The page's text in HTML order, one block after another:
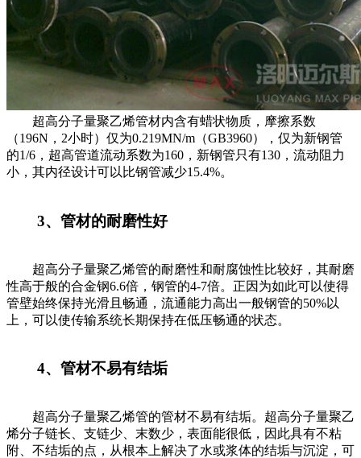
超高分子量聚乙烯管材内含有蜡状物质，摩擦系数
（196N，2小时）仅为0.219MN/m（GB3960），仅为新钢管
的1/6，超高管道流动系数为160，新钢管只有130，流动阻力
小，其内径设计可以比钢管减少15.4%。
3、管材的耐磨性好
超高分子量聚乙烯管的耐磨性和耐腐蚀性比较好，其耐磨
性高于般的合金钢6.6倍，钢管的4-7倍。正因为如此可以使得
管壁始终保持光滑且畅通，流通能力高出一般钢管的50%以
上，可以使传输系统长期保持在低压畅通的状态。
4、管材不易有结垢
超高分子量聚乙烯管的管材不易有结垢。超高分子量聚乙
烯分子链长、支链少、末数少，表面能很低，因此具有不粘
附、不结垢的点，从根本上解决了水或浆体的结垢与沉淀，可